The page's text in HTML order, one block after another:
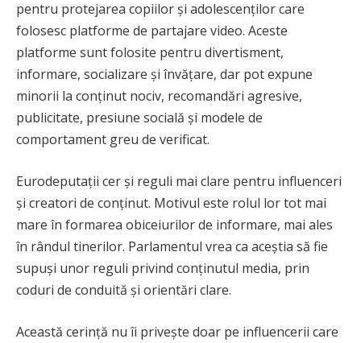
pentru protejarea copiilor și adolescenților care
folosesc platforme de partajare video. Aceste
platforme sunt folosite pentru divertisment,
informare, socializare și învățare, dar pot expune
minorii la conținut nociv, recomandări agresive,
publicitate, presiune socială și modele de
comportament greu de verificat.
Eurodeputații cer și reguli mai clare pentru influenceri
și creatori de conținut. Motivul este rolul lor tot mai
mare în formarea obiceiurilor de informare, mai ales
în rândul tinerilor. Parlamentul vrea ca aceștia să fie
supuși unor reguli privind conținutul media, prin
coduri de conduită și orientări clare.
Această cerință nu îi privește doar pe influencerii care